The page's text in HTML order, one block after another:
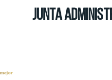
Junta